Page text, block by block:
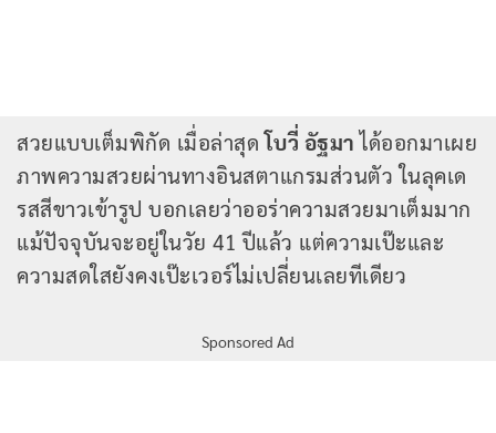
สวยแบบเต็มพิกัด เมื่อล่าสุด โบวี่ อัฐมาได้ออกมาเผย
ภาพความสวยผ่านทางอินสตาแกรมส่วนตัว ในลุคเด
รสสีขาวเข้ารูป บอกเลยว่าออร่าความสวยมาเต็มมาก
แม้ปัจจุบันจะอยู่ในวัย 41 ปีแล้ว แต่ความเป๊ะและ
ความสดใสยังคงเป๊ะเวอร์ไม่เปลี่ยนเลยทีเดียว
Sponsored Ad